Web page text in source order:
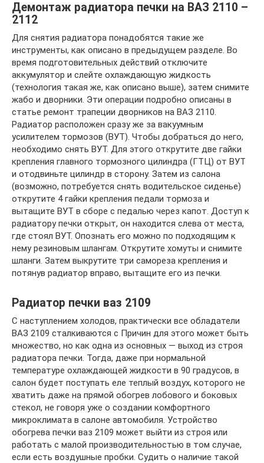
Демонтаж радиатора печки на ВАЗ 2110 –
2112
Для снятия радиатора понадобятся такие же
инструменты, как описано в предыдущем разделе. Во
время подготовительных действий отключите
аккумулятор и слейте охлаждающую жидкость
(технология такая же, как описано выше), затем снимите
жабо и дворники. Эти операции подробно описаны в
статье ремонт трапеции дворников на ВАЗ 2110.
Радиатор расположен сразу же за вакуумным
усилителем тормозов (ВУТ). Чтобы добраться до него,
необходимо снять ВУТ. Для этого открутите две гайки
крепления главного тормозного цилиндра (ГТЦ) от ВУТ
и отодвиньте цилиндр в сторону. Затем из салона
(возможно, потребуется снять водительское сиденье)
открутите 4 гайки крепления педали тормоза и
вытащите ВУТ в сборе с педалью через капот. Доступ к
радиатору печки открыт, он находится слева от места,
где стоял ВУТ. Опознать его можно по подходящим к
нему резиновым шлангам. Открутите хомуты и снимите
шланги. Затем выкрутите три самореза крепления и
потянув радиатор вправо, вытащите его из печки.
Радиатор печки ваз 2109
С наступлением холодов, практически все обладатели
ВАЗ 2109 сталкиваются с Причин для этого может быть
множество, но как одна из основных — выход из строя
радиатора печки. Тогда, даже при нормальной
температуре охлаждающей жидкости в 90 градусов, в
салон будет поступать еле теплый воздух, которого не
хватить даже на прямой обогрев лобового и боковых
стекол, не говоря уже о создании комфортного
микроклимата в салоне автомобиля. Устройство
обогрева печки ваз 2109 может выйти из строя или
работать с малой производительностью в том случае,
если есть воздушные пробки. Судить о наличие такой